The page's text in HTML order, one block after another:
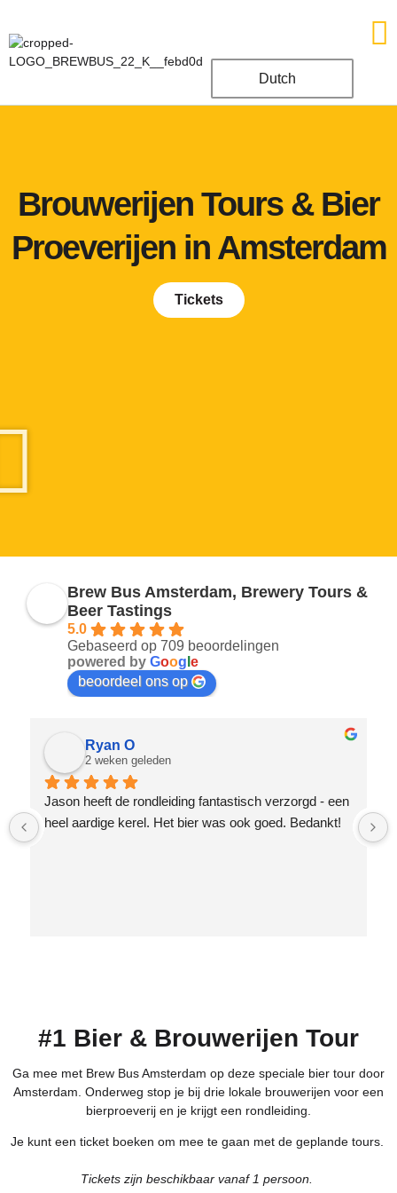
Dutch
Brouwerijen Tours & Bier
Proeverijen in Amsterdam
Tickets
Brew Bus Amsterdam, Brewery Tours &
Beer Tastings
5.0
Gebaseerd op 709 beoordelingen
powered by Goog e
beoordeel ons op
Ryan O
2 weken geleden
Jason heeft de rondleiding fantastisch verzorgd - een
heel aardige kerel. Het bier was ook goed. Bedankt!
#1 Bier & Brouwerijen Tour
Ga mee met Brew Bus Amsterdam op deze speciale bier tour door
Amsterdam. Onderweg stop je bij drie lokale brouwerijen voor een
bierproeverij en je krijgt een rondleiding.
Je kunt een ticket boeken om mee te gaan met de geplande tours.
Tickets zijn beschikbaar vanaf 1 persoon.